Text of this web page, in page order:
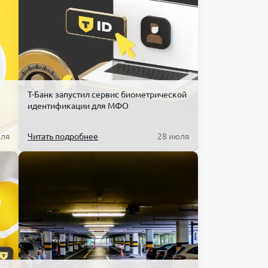
счет
высокого
выручку быстро на счет.
Сравнить
Открыть тарифы
Подробнее Сравнить
Открыть тарифы
Т-Банк запустил сервис биометрической
идентификации для МФО
Читать подробнее 28 июля